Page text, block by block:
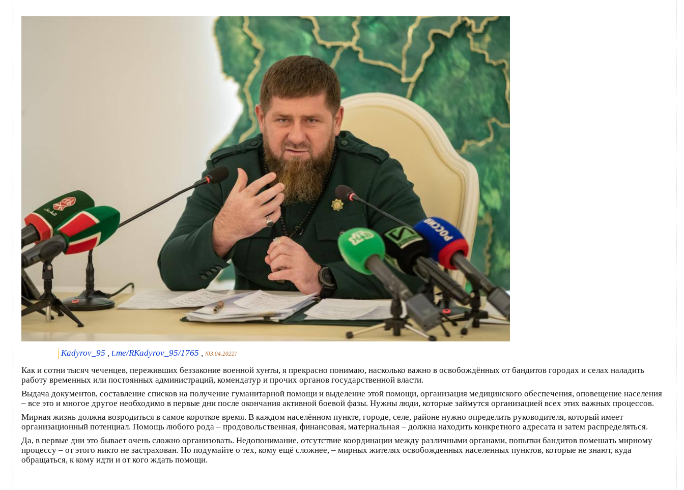
Kadyrov_95 t.me/RKadyrov_95/1765 [03.04.2022]
Как и сотни тысяч чеченцев, переживших беззаконие военной хунты, я прекрасно понимаю, насколько важно в освобождённых от бандитов городах и селах наладить
работу временных или постоянных администраций, комендатур и прочих органов государственной власти.
Выдача документов, составление списков на получение гуманитарной помощи и выделение этой помощи, организация медицинского обеспечения, оповещение населения
– все это и многое другое необходимо в первые дни после окончания активной боевой фазы. Нужны люди, которые займутся организацией всех этих важных процессов.
Мирная жизнь должна возродиться в самое короткое время. В каждом населённом пункте, городе, селе, районе нужно определить руководителя, который имеет
организационный потенциал. Помощь любого рода – продовольственная, финансовая, материальная – должна находить конкретного адресата и затем распределяться.
Да, в первые дни это бывает очень сложно организовать. Недопонимание, отсутствие координации между различными органами, попытки бандитов помешать мирному
процессу – от этого никто не застрахован. Но подумайте о тех, кому ещё сложнее, – мирных жителях освобожденных населенных пунктов, которые не знают, куда
обращаться, к кому идти и от кого ждать помощи.